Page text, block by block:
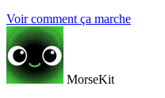
Voir comment ça marche
MorseKit